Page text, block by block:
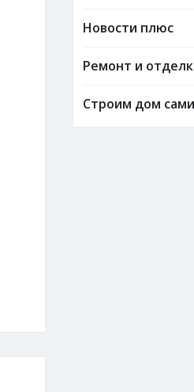
Новости плюс
Ремонт и
Строим дом сами